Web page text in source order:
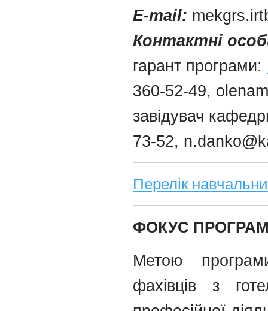
E-mail:
Контактні
гарант програми:
360-52-49,
завідувач
73-52,
Перелік
ФОКУС
Метою
фахівців з